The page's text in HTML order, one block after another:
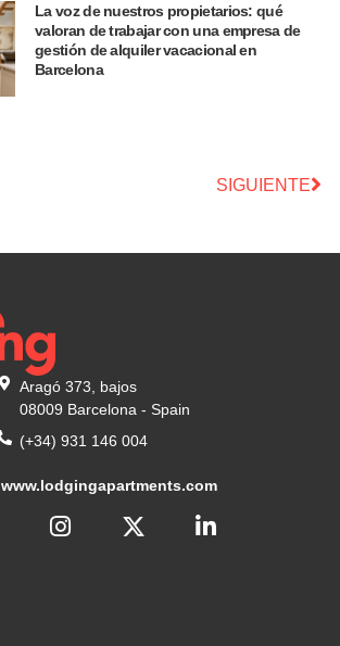
La voz de nuestros propietarios: qué
valoran de trabajar con una empresa de
gestión de alquiler vacacional en
Barcelona
SIGUIENTE
Aragó 373, bajos
08009 Barcelona - Spain
(+34) 931 146 004
www.lodgingapartments.com